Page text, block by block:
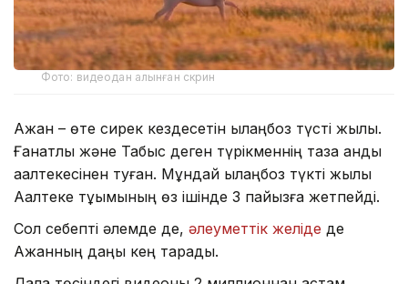
Фото: видеодан алынған скрин
Ақжан – өте сирек кездесетін қылаңбоз түсті жылқы.
Ғанатлы және Табыс деген түрікменнің таза қанды
ақалтекесінен туған. Мұндай қылаңбоз түкті жылқы
Ақалтеке тұқымының өз ішінде 3 пайызға жетпейді.
Сол себепті әлемде де, әлеуметтік желіде де
Ақжанның даңқы кең тарады.